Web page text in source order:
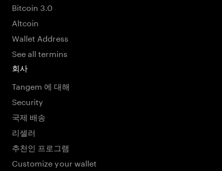
Bitcoin 3.0
Altcoin
Wallet Address
See all termins
회사
Tangem 에 대해
Security
국제 배송
리셀러
추천인 프로그램
Customize your wallet